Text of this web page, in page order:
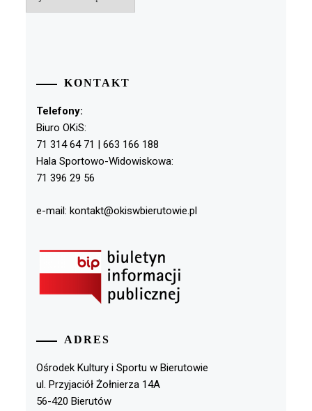
KONTAKT
Telefony:
Biuro OKiS:
71 314 64 71 | 663 166 188
Hala Sportowo-Widowiskowa:
71 396 29 56
e-mail: kontakt@okiswbierutowie.pl
ADRES
Ośrodek Kultury i Sportu w Bierutowie
ul. Przyjaciół Żołnierza 14A
56-420 Bierutów